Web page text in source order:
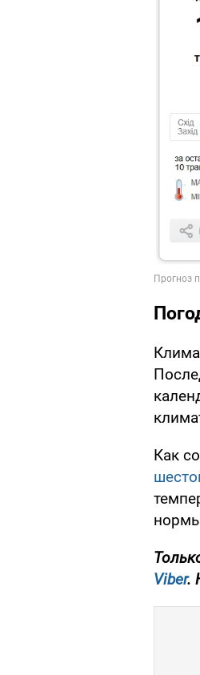
Как
Viber.